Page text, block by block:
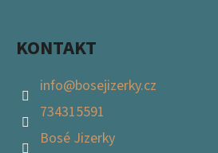
KONTAKT
info@bosejizerky.cz
734315591
Bosé Jizerky